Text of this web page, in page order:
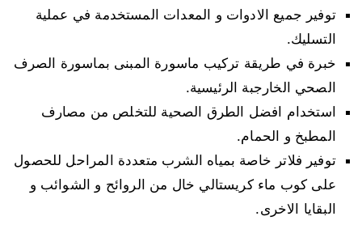
توفير جميع الادوات و المعدات المستخدمة في عملية
التسليك.
خبرة في طريقة تركيب ماسورة المبنى بماسورة الصرف
الصحي الخارجبة الرئيسية.
استخدام افضل الطرق الصحية للتخلص من مصارف
المطبخ و الحمام.
توفير فلاتر خاصة بمياه الشرب متعددة المراحل للحصول
على كوب ماء كريستالي خال من الروائح و الشوائب و
البقايا الاخرى.